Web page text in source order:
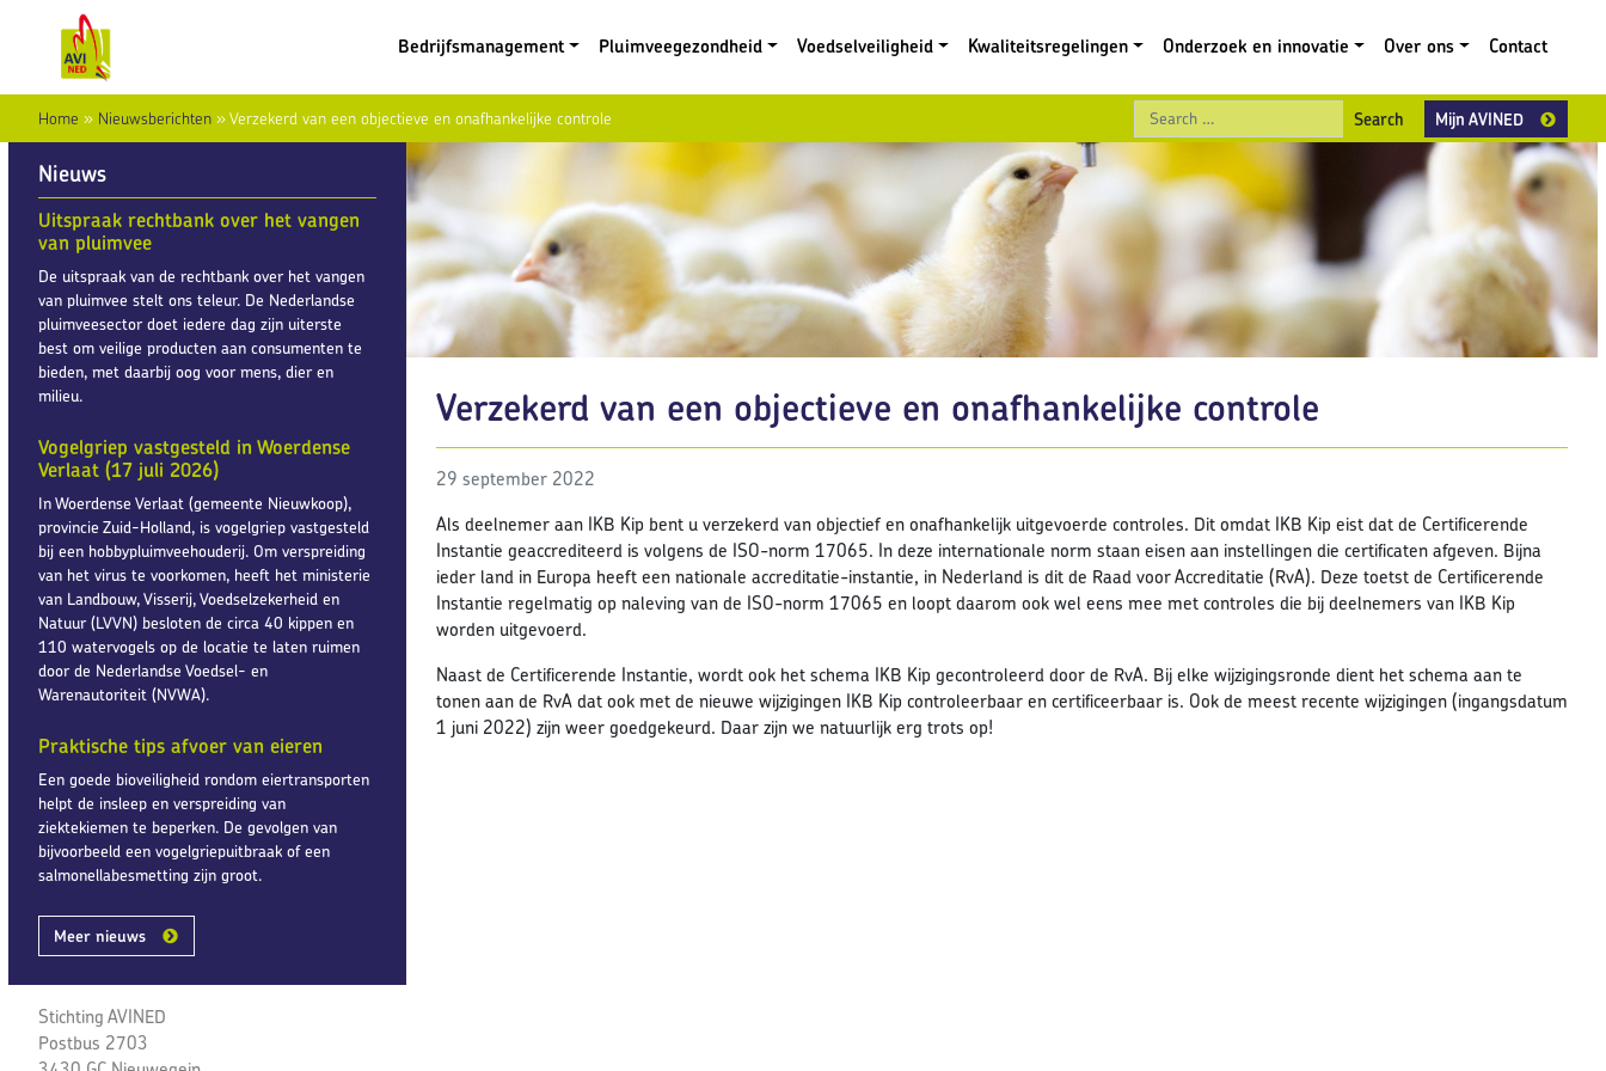
Bedrijfsmanagement
Pluimveegezondheid Voedselveiligheid Kwaliteitsregelingen Onderzoek en innovatie Over ons Contact
Home » Nieuwsberichten »Verzekerd van een objectieve en onafhankelijke controle Search
Mijn AVINED
Nieuws
Uitspraak rechtbank over het vangen
van pluimvee
De uitspraak van de rechtbank over het vangen
van pluimvee stelt ons teleur. De Nederlandse
pluimveesector doet iedere dag zijn uiterste
best om veilige producten aan consumenten te
bieden, met daarbij oog voor mens, dier en
milieu.
Vogelgriep vastgesteld in Woerdense
Verlaat (17 juli 2026)
In Woerdense Verlaat (gemeente Nieuwkoop),
provincie Zuid-Holland, is vogelgriep vastgesteld
bij een hobbypluimveehouderij. Om verspreiding
van het virus te voorkomen, heeft het ministerie
van Landbouw, Visserij, Voedselzekerheid en
Natuur (LVVN) besloten de circa 40 kippen en
110 watervogels op de locatie te laten ruimen
door de Nederlandse Voedsel- en
Warenautoriteit (NVWA).
Praktische tips afvoer van eieren
Een goede bioveiligheid rondom eiertransporten
helpt de insleep en verspreiding van
ziektekiemen te beperken. De gevolgen van
bijvoorbeeld een vogelgriepuitbraak of een
salmonellabesmetting zijn groot.
Meer nieuws
Stichting AVINED
Postbus 2703
Verzekerd van een objectieve en onafhankelijke controle
29 september 2022
Als deelnemer aan IKB Kip bent u verzekerd van objectief en onafhankelijk uitgevoerde controles. Dit omdat IKB Kip eist dat de Certificerende
Instantie geaccrediteerd is volgens de ISO-norm 17065. In deze internationale norm staan eisen aan instellingen die certificaten afgeven. Bijna
ieder land in Europa heeft een nationale accreditatie-instantie, in Nederland is dit de Raad voor Accreditatie (RvA). Deze toetst de Certificerende
Instantie regelmatig op naleving van de ISO-norm 17065 en loopt daarom ook wel eens mee met controles die bij deelnemers van IKB Kip
worden uitgevoerd.
Naast de Certificerende Instantie, wordt ook het schema IKB Kip gecontroleerd door de RvA. Bij elke wijzigingsronde dient het schema aan te
tonen aan de RvA dat ook met de nieuwe wijzigingen IKB Kip controleerbaar en certificeerbaar is. Ook de meest recente wijzigingen (ingangsdatum
1 juni 2022) zijn weer goedgekeurd. Daar zijn we natuurlijk erg trots op!